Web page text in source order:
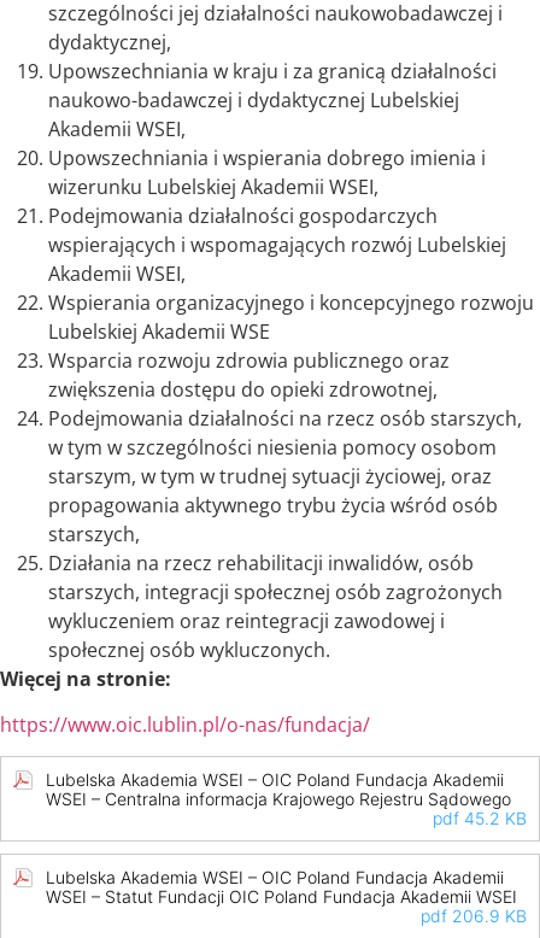
szczególności jej działalności naukowobadawczej i
dydaktycznej,
Upowszechniania w kraju i za granicą działalności
naukowo-badawczej i dydaktycznej Lubelskiej
Akademii WSEI,
Upowszechniania i wspierania dobrego imienia i
wizerunku Lubelskiej Akademii WSEI,
Podejmowania działalności gospodarczych
wspierających i wspomagających rozwój Lubelskiej
Akademii WSEI,
Wspierania organizacyjnego i koncepcyjnego rozwoju
Lubelskiej Akademii WSE
Wsparcia rozwoju zdrowia publicznego oraz
zwiększenia dostępu do opieki zdrowotnej,
Podejmowania działalności na rzecz osób starszych,
w tym w szczególności niesienia pomocy osobom
starszym, w tym w trudnej sytuacji życiowej, oraz
propagowania aktywnego trybu życia wśród osób
starszych,
Działania na rzecz rehabilitacji inwalidów, osób
starszych, integracji społecznej osób zagrożonych
wykluczeniem oraz reintegracji zawodowej i
społecznej osób wykluczonych.
Więcej na stronie:
https://www.oic.lublin.pl/o-nas/fundacja/
Lubelska Akademia WSEI – OIC Poland Fundacja Akademii
WSEI – Centralna informacja Krajowego Rejestru Sądowego
pdf 45.2 KB
Lubelska Akademia WSEI – OIC Poland Fundacja Akademii
WSEI – Statut Fundacji OIC Poland Fundacja Akademii WSEI
pdf 206.9 KB